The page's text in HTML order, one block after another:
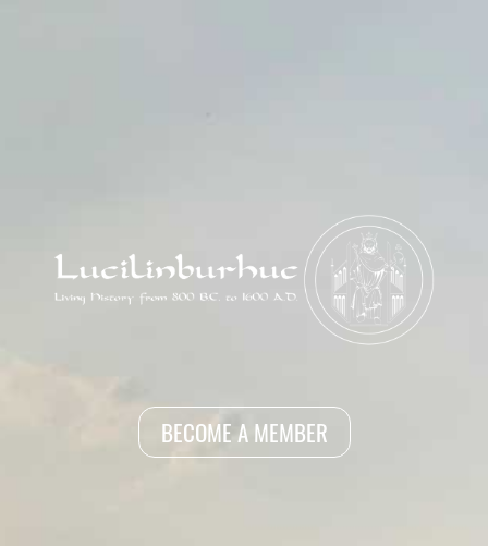
BECOME A MEMBER